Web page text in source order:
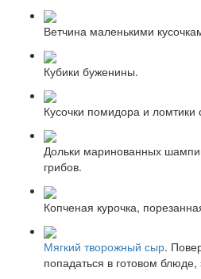
Ветчина маленькими
Кубики буженины.
Кусочки помидора и ломтики
Дольки маринованных
грибов.
Копченая курочка,
Мягкий творожный сыр.
попадаться в готовом блюде,